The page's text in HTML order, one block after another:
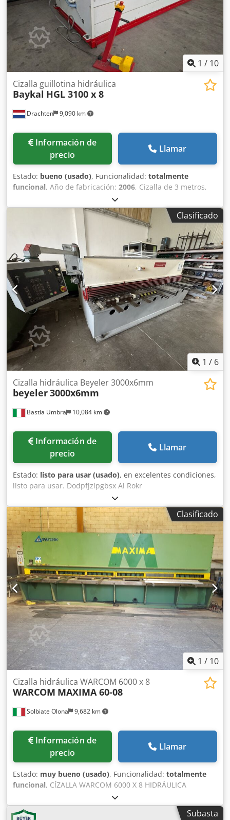
1 / 10
Drachten 9,090 km
Cizalla guillotina hidráulica
Baykal HGL 3100 x 8
Información de
precio
Llamar
Estado: bueno (usado), Funcionalidad: totalmente
funcional, Año de fabricación: 2006, Cizalla de 3 metros,
usada, marca Baykal. Tipo: HGL 3100 x 8 Capacidad: 3100 x
8 mm (acero) Control numérico (NC) eléctrico para el ajuste
del tope trasero Año de fabricación: 2006 Dkjdpfszgt Tbjx
Clasificado
1 / 6
Bastia Umbra 10,084 km
Cizalla hidráulica Beyeler 3000x6mm
beyeler3000x6mm
Información de
precio
Llamar
Estado: listo para usar (usado), en excelentes condiciones,
listo para usar. Dodpfjzlpgbsx Ai Rokr
Clasificado
1 / 10
Solbiate Olona 9,682 km
Cizalla hidráulica WARCOM 6000 x 8
WARCOM MAXIMA 60-08
Información de
precio
Llamar
Estado: muy bueno (usado), Funcionalidad: totalmente
funcional, CÍZALLA WARCOM 6000 X 8 HIDRÁULICA
MODELO MAXIMA 60-08 Djdpfx Aozilt Ssi Rjkr
Subasta